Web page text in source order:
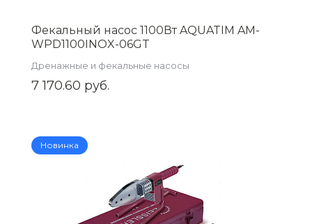
Фекальный насос 1100Вт AQUATIM AM-
WPD1100INOX-06GT
Дренажные и фекальные насосы
7 170.60 руб.
Новинка